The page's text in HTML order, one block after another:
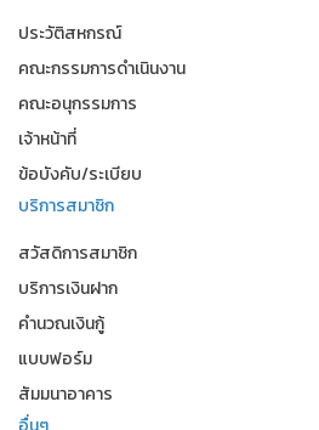
ประวัติสหกรณ์
คณะกรรมการดำเนินงาน
คณะอนุกรรมการ
เจ้าหน้าที่
ข้อบังคับ/ระเบียบ
บริการสมาชิก
สวัสดิการสมาชิก
บริการเงินฝาก
คำนวณเงินกู้
แบบฟอร์ม
สัมมนาอาคาร